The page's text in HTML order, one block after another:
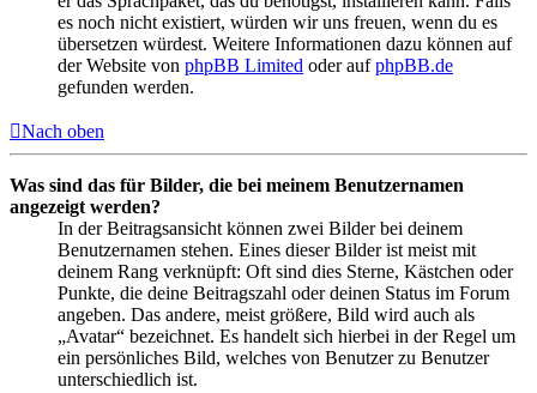
es noch nicht existiert, würden wir uns freuen, wenn du es
übersetzen würdest. Weitere Informationen dazu können auf
der Website von phpBB Limited oder aufphpBB.de
gefunden werden.
Nach oben
Was sind das für Bilder, die bei meinem Benutzernamen
angezeigt werden?
In der Beitragsansicht können zwei Bilder bei deinem
Benutzernamen stehen. Eines dieser Bilder ist meist mit
deinem Rang verknüpft: Oft sind dies Sterne, Kästchen oder
Punkte, die deine Beitragszahl oder deinen Status im Forum
angeben. Das andere, meist größere, Bild wird auch als
„Avatar“ bezeichnet. Es handelt sich hierbei in der Regel um
ein persönliches Bild, welches von Benutzer zu Benutzer
unterschiedlich ist.